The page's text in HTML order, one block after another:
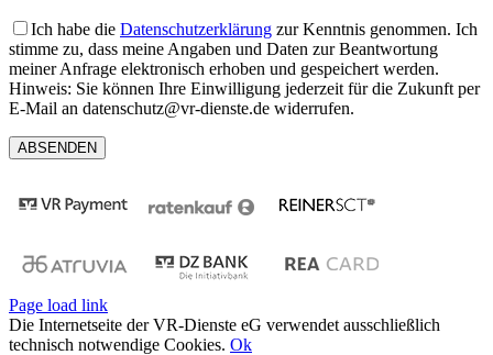
Ich habe die Datenschutzerklärung zur Kenntnis genommen. Ich
stimme zu, dass meine Angaben und Daten zur Beantwortung
meiner Anfrage elektronisch erhoben und gespeichert werden.
Hinweis: Sie können Ihre Einwilligung jederzeit für die Zukunft per
E-Mail an datenschutz@vr-dienste.de widerrufen.
Page load link
Die Internetseite der VR-Dienste eG verwendet ausschließlich
technisch notwendige Cookies. Ok